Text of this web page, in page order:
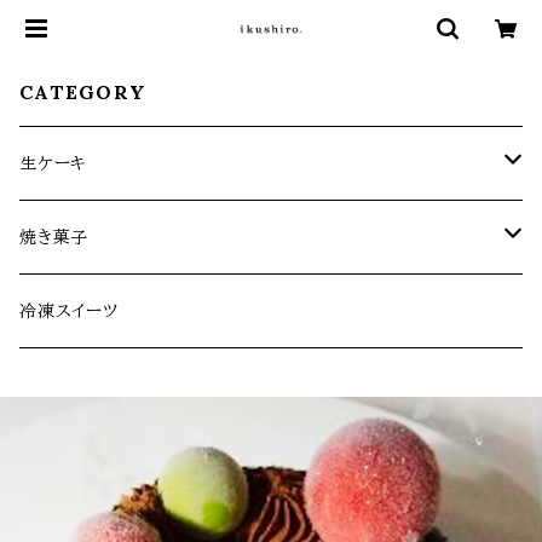
CATEGORY
生ケーキ
生ケーキ定期便
生ケーキ（全1回）
焼き菓子
お菓子缶シリーズ
冷凍スイーツ